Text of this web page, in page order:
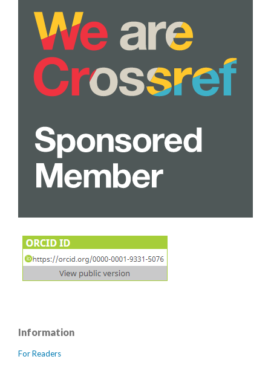
Information
For Readers